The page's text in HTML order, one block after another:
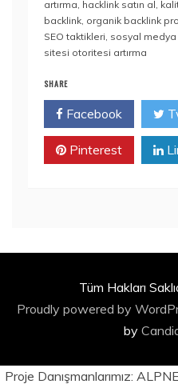
artırma hacklink satın al
backlink organik backlink
SEO taktikleri sosyal medya
sitesi otoritesi artırma
SHARE
Facebook
Pinterest
Tüm Hakları
Proudly powered by
by
Proje Danışmanlarımız: